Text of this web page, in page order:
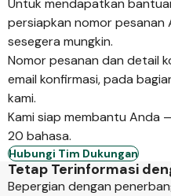
Untuk mendapatkan
persiapkan nomor pesanan
sesegera mungkin.
Nomor pesanan dan detail
email konfirmasi, pada
kami.
Kami siap membantu Anda
20 bahasa.
Hubungi Tim Dukungan
Tetap Terinformasi
Bepergian dengan